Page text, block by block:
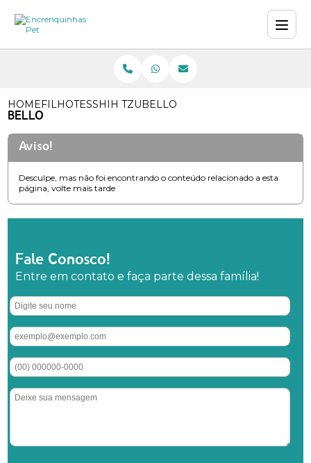
HOMEFILHOTESSHIH TZUBELLO
BELLO
Aviso!
Desculpe, mas não foi encontrando o conteúdo relacionado a esta
página, volte mais tarde
Fale Conosco!
Entre em contato e faça parte dessa família!